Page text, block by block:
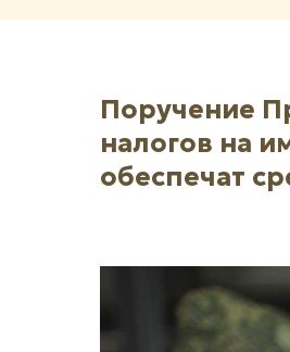
Поручение
налогов на
обеспечат